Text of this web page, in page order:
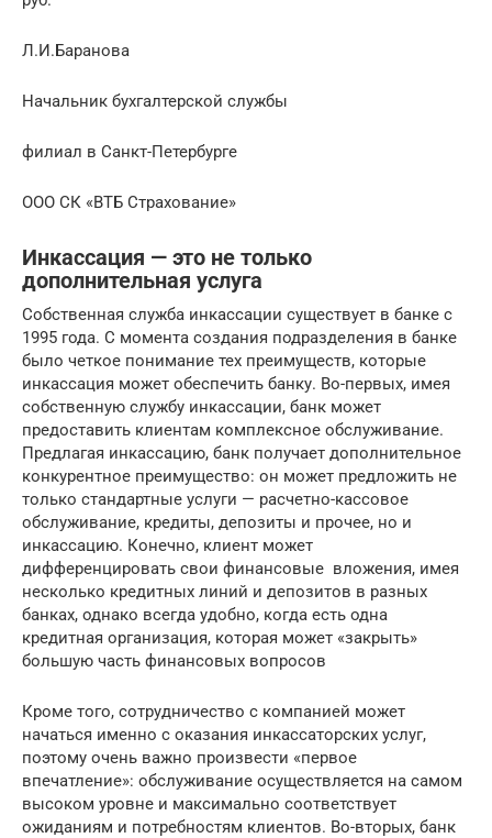
Л.И.Баранова
Начальник бухгалтерской службы
филиал в Санкт-Петербурге
ООО СК «ВТБ Страхование»
Инкассация — это не только
дополнительная услуга
Собственная служба инкассации существует в банке с
1995 года. С момента создания подразделения в банке
было четкое понимание тех преимуществ, которые
инкассация может обеспечить банку. Во-первых, имея
собственную службу инкассации, банк может
предоставить клиентам комплексное обслуживание.
Предлагая инкассацию, банк получает дополнительное
конкурентное преимущество: он может предложить не
только стандартные услуги — расчетно-кассовое
обслуживание, кредиты, депозиты и прочее, но и
инкассацию. Конечно, клиент может
дифференцировать свои финансовые вложения, имея
несколько кредитных линий и депозитов в разных
банках, однако всегда удобно, когда есть одна
кредитная организация, которая может «закрыть»
большую часть финансовых вопросов
Кроме того, сотрудничество с компанией может
начаться именно с оказания инкассаторских услуг,
поэтому очень важно произвести «первое
впечатление»: обслуживание осуществляется на самом
высоком уровне и максимально соответствует
ожиданиям и потребностям клиентов. Во-вторых, банк